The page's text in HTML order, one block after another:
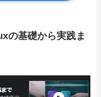
の基礎から実践ま